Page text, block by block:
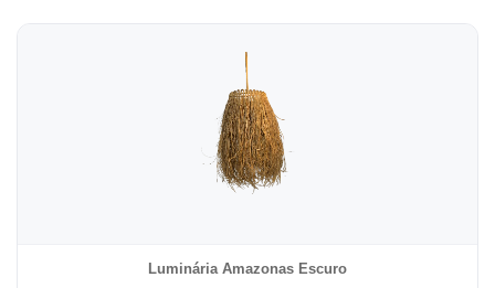
Luminária Amazonas Escuro